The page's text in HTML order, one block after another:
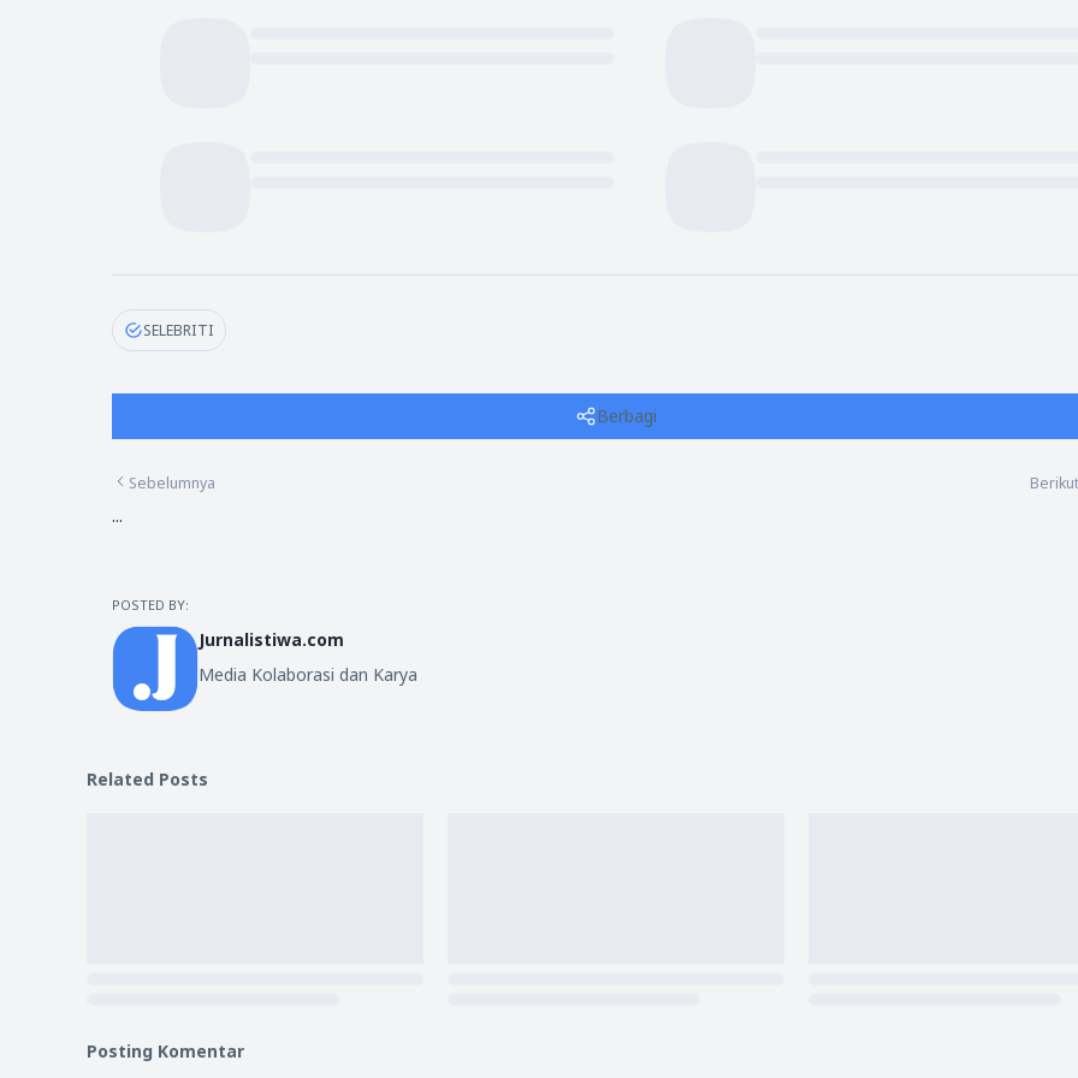
SELEBRITI
Berbagi
Sebelumnya
...
POSTED BY:
Jurnalistiwa.com
Media Kolaborasi dan Karya
Related Posts
Posting Komentar